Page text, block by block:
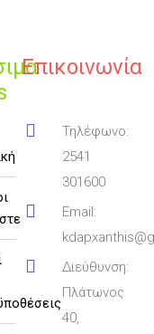
Επικοινωνία
Τηλέφωνο:
2541
301600
Email:
Διεύθυνση:
Πλάτωνος
40,